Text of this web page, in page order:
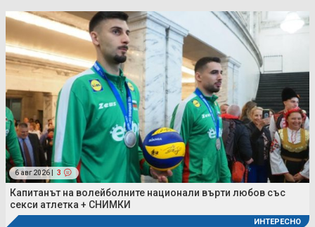
6 авг 2026 | 3
Капитанът на волейболните национали върти любов със
секси атлетка + СНИМКИ
ИНТЕРЕСНО